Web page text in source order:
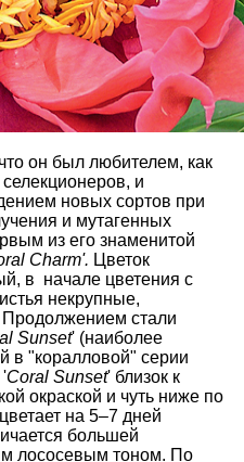
он был любителем, как
и
новых сортов при
и мутагенных
из его знаменитой
Charm'. Цветок
в начале цветения с
некрупные,
стали
Sunset' (наиболее
в "коралловой" серии
'Coral Sunset' близок к
окраской и чуть ниже по
на 5–7 дней
большей
лососевым тоном. По